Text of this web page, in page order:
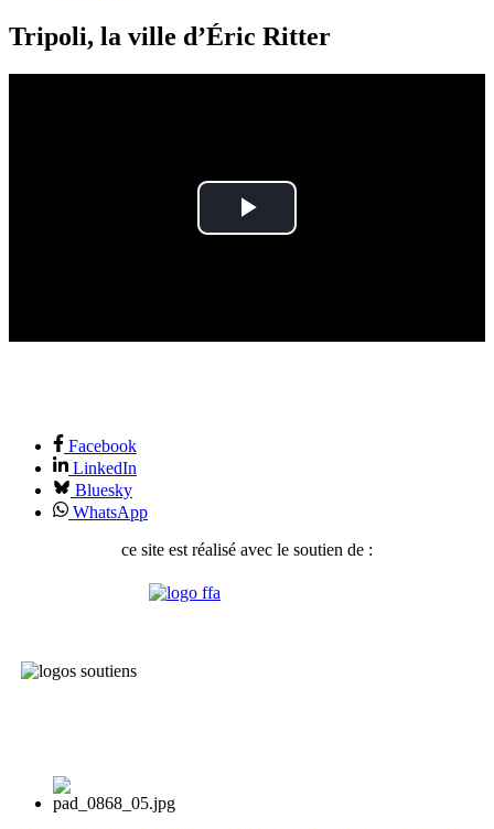
Tripoli, la ville d’Éric Ritter
Play
Facebook
LinkedIn
Bluesky
WhatsApp
ce site est réalisé avec le soutien de :